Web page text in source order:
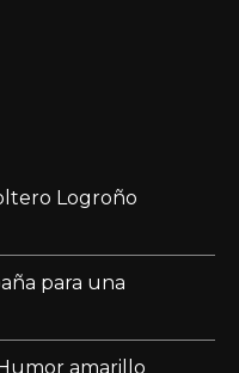
Logroño
para una
amarillo